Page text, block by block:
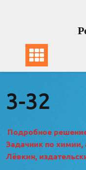
3-32
Подробное
Задачник по
Лёвкин,